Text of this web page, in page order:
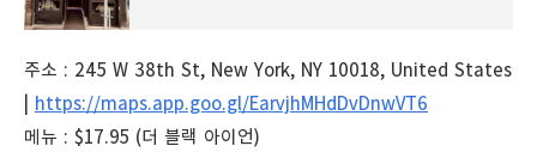
주소 : 245 W 38th St, New York, NY 10018, United States
https://maps.app.goo.gl/EarvjhMHdDvDnwVT6
메뉴 : $17.95 (더 블랙 아이언)